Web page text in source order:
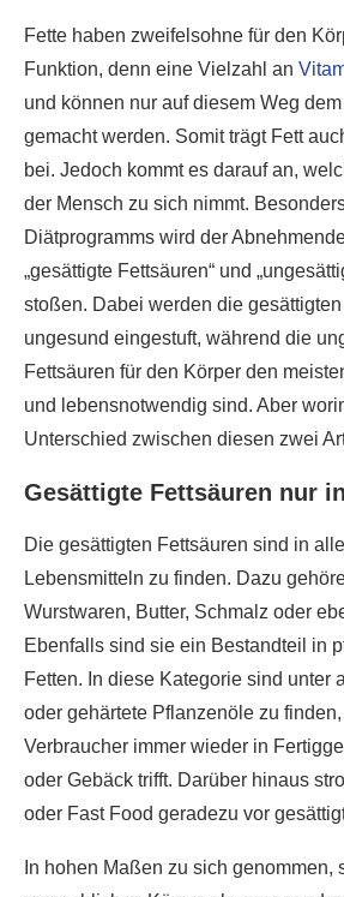
Fette haben zweifelsohne für den
Funktion, denn eine Vielzahl an
und können nur auf diesem Weg
gemacht werden. Somit trägt Fett
bei. Jedoch kommt es darauf an,
der Mensch zu sich nimmt.
Diätprogramms wird der
„gesättigte Fettsäuren“ und
stoßen. Dabei werden die
ungesund eingestuft, während die
Fettsäuren für den Körper den
und lebensnotwendig sind. Aber
Unterschied zwischen diesen zwei
Gesättigte Fettsäuren nur
Die gesättigten Fettsäuren sind in
Lebensmitteln zu finden. Dazu
Wurstwaren, Butter, Schmalz oder
Ebenfalls sind sie ein Bestandteil in
Fetten. In diese Kategorie sind unter
oder gehärtete Pflanzenöle zu
Verbraucher immer wieder in
oder Gebäck trifft. Darüber hinaus
oder Fast Food geradezu vor
In hohen Maßen zu sich genommen,